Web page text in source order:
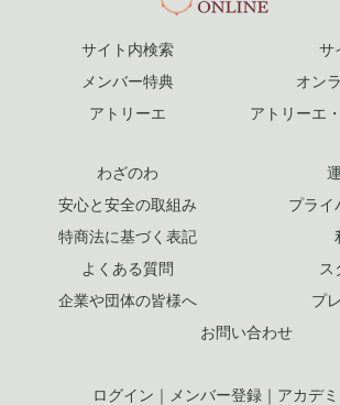
サイト内検索
サ
メンバー特典
オン
アトリーエ
アトリーエ
わざのわ
安心と安全の取組み
プライ
特商法に基づく表記
よくある質問
ス
企業や団体の皆様へ
プ
お問い合わせ
ログイン ｜ メンバー登録 ｜ アカデ